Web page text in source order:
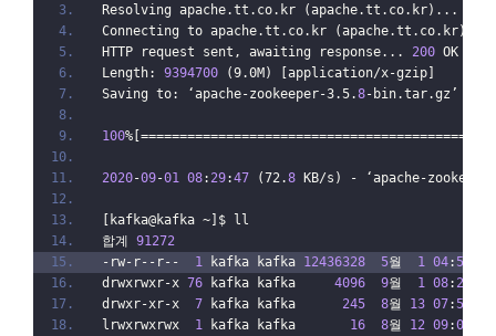
Resolving apache.tt.co.kr (apache.tt.co.kr)...
Connecting to apache.tt.co.kr
HTTP request sent, awaiting response... 200 OK
Length: 9394700 (9.0M) [application/x-gzip]
Saving to: ‘apache-zookeeper-3.5.8-bin.tar.gz’
100
2020-09-01 08: 29:47 (72.8 KB/s) - ‘apache-
[kafka@kafka ~]$ ll
합계 91272
-rw-r--r-- 1 kafka kafka 12436328 5월 1 04: 53
drwxrwxr-x 76 kafka kafka 4096 9월 1 08: 29
drwxr-xr-x 7 kafka kafka 245 8월 13 07:54
lrwxrwxrwx 1 kafka kafka 16 8월 12 09:00